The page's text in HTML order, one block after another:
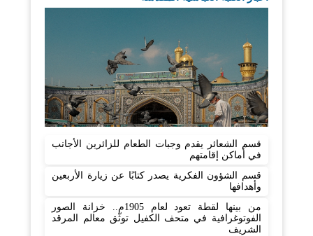
قسم الشعائر يقدم وجبات الطعام للزائرين الأجانب
في أماكن إقامتهم
قسم الشؤون الفكرية يصدر كتابًا عن زيارة الأربعين
وأهدافها
من بينها لقطة تعود لعام 1905م.. خزانة الصور
الفوتوغرافية في متحف الكفيل توثّق معالم المرقد
الشريف